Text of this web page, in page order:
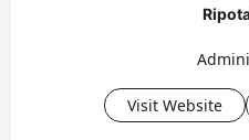
Visit Website